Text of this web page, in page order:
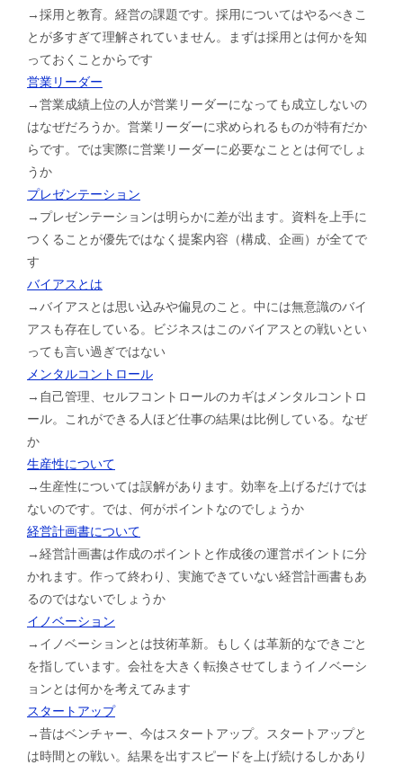
→採用と教育。経営の課題です。採用についてはやるべきこ
とが多すぎて理解されていません。まずは採用とは何かを知
っておくことからです
営業リーダー
→営業成績上位の人が営業リーダーになっても成立しないの
はなぜだろうか。営業リーダーに求められるものが特有だか
らです。では実際に営業リーダーに必要なこととは何でしょ
うか
プレゼンテーション
→プレゼンテーションは明らかに差が出ます。資料を上手に
つくることが優先ではなく提案内容（構成、企画）が全てで
す
バイアスとは
→バイアスとは思い込みや偏見のこと。中には無意識のバイ
アスも存在している。ビジネスはこのバイアスとの戦いとい
っても言い過ぎではない
メンタルコントロール
→自己管理、セルフコントロールのカギはメンタルコントロ
ール。これができる人ほど仕事の結果は比例している。なぜ
か
生産性について
→生産性については誤解があります。効率を上げるだけでは
ないのです。では、何がポイントなのでしょうか
経営計画書について
→経営計画書は作成のポイントと作成後の運営ポイントに分
かれます。作って終わり、実施できていない経営計画書もあ
るのではないでしょうか
イノベーション
→イノベーションとは技術革新。もしくは革新的なできごと
を指しています。会社を大きく転換させてしまうイノベーシ
ョンとは何かを考えてみます
スタートアップ
→昔はベンチャー、今はスタートアップ。スタートアップと
は時間との戦い。結果を出すスピードを上げ続けるしかあり